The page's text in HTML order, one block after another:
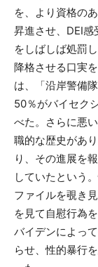
を、より資格の
昇進させ、DEI感
をしばしば処罰
降格させる口実
は、「沿岸警備
50％がバイセク
べた。さらに悪
職的な歴史があ
り、その進展を
していたという
ファイルを覗き
を見て自慰行為
バイデンによっ
らせ、性的暴行